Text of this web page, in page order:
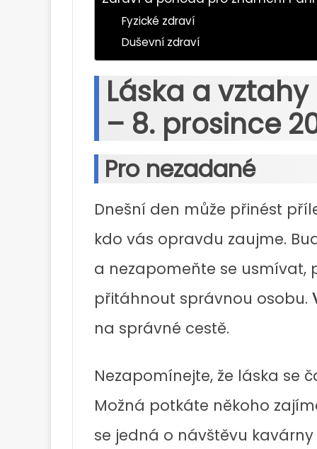
Fyzické zdraví
Duševní zdraví
Láska a
– 8. prosince
Pro nezadané
Dnešní den může přinést
kdo vás opravdu zaujme.
a nezapomeňte se usmívat,
přitáhnout správnou osobu.
na správné cestě.
Nezapomínejte, že láska se
Možná potkáte někoho
se jedná o návštěvu